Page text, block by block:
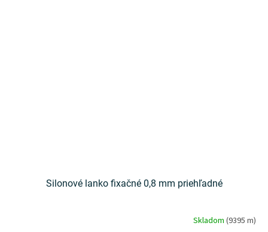
Silonové lanko fixačné 0,8 mm priehľadné
Skladom (9395 m)